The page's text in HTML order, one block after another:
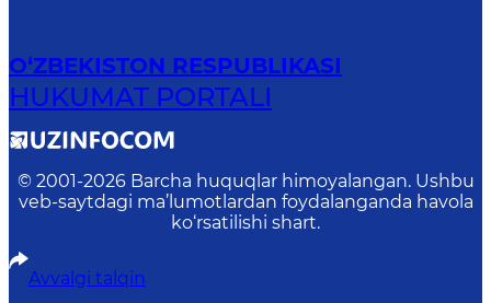
O‘ZBEKISTON RESPUBLIKASI
HUKUMAT PORTALI
© 2001-2026 Barcha huquqlar himoyalangan. Ushbu
veb-saytdagi ma’lumotlardan foydalanganda havola
ko‘rsatilishi shart.
Avvalgi talqin